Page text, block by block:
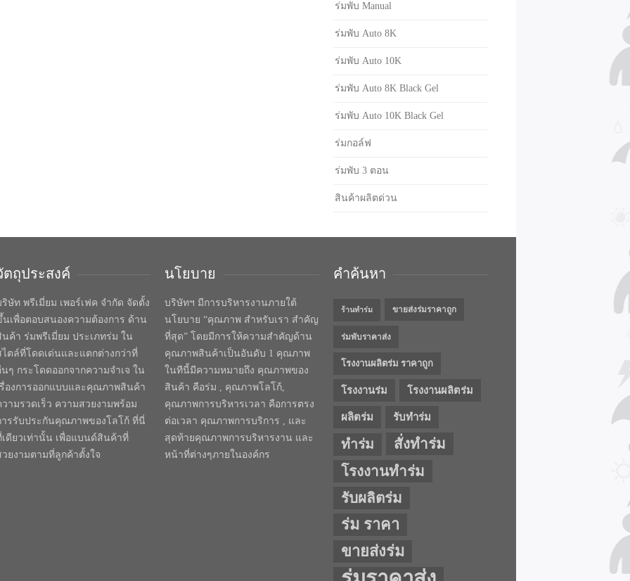
ร่มพับ Manual
ร่มพับ Auto 8K
ร่มพับ Auto 10K
ร่มพับ Auto 8K Black Gel
ร่มพับ Auto 10K Black Gel
ร่มกอล์ฟ
ร่มพับ 3 ตอน
สินค้าผลิตด่วน
ตถุประสงค์
ษัท พรีเมี่ยม เพอร์เฟค จำกัด จัดตั้ง
นเพื่อตอบสนองความต้องการ ด้าน
นค้า ร่มพรีเมี่ยม ประเภทร่ม ใน
ไตล์ที่โดดเด่นและแตกต่างกว่าที่
ๆ กระโดดออกจากความจำเจ ใน
รื่องการออกแบบและคุณภาพสินค้า
วามรวดเร็ว ความสวยงามพร้อม
ารรับประกันคุณภาพของโลโก้ ที่นี่
เดียวเท่านั้น เพื่อแบนด์สินค้าที่
วยงามตามที่ลูกค้าตั้งใจ
นโยบาย
บริษัทฯ มีการบริหารงานภายใต้
นโยบาย “คุณภาพ สำหรับเรา สำคัญ
ที่สุด” โดยมีการให้ความสำคัญด้าน
คุณภาพสินค้าเป็นอันดับ 1 คุณภาพ
ในทีนี้มีความหมายถึง คุณภาพของ
สินค้า คือร่ม , คุณภาพโลโก้,
คุณภาพการบริหารเวลา คือการตรง
ต่อเวลา คุณภาพการบริการ , และ
สุดท้ายคุณภาพการบริหารงาน และ
หน้าที่ต่างๆภายในองค์กร
คำค้นหา
ร้านทำร่ม ขายส่งร่มราคาถูก
ร่มพับราคาส่ง
โรงงานผลิตร่ม ราคาถูก
โรงงานร่ม โรงงานผลิตร่ม
ผลิตร่ม รับทำร่ม
ทำร่ม
สั่งทำร่ม
โรงงานทำร่ม
รับผลิตร่ม
ร่ม ราคา
ขายส่งร่ม